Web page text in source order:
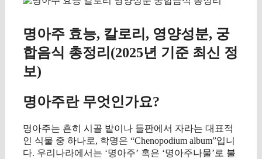
명아주 효능, 칼로리, 영양성분, 궁
합음식 총정리(2025년 기준 최신 정
보)
명아주란 무엇인가요?
명아주는 흔히 시골 밭이나 들판에서 자라는 대표적
인 식물 중 하나로, 학명은 “Chenopodium album”입니
다. 우리나라에서는 ‘명아주’ 혹은 ‘명아주나물’로 불